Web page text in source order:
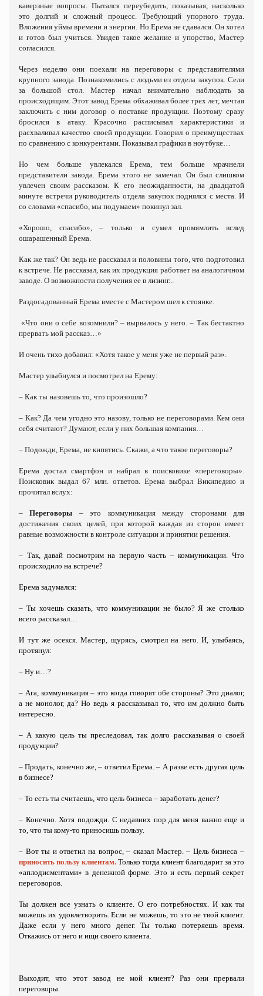
каверзные вопросы. Пытался переубедить, показывая, насколько
это долгий и сложный процесс. Требующий упорного труда.
Вложения уймы времени и энергии. Но Ерема не сдавался. Он хотел
и готов был учиться. Увидев такое желание и упорство, Мастер
согласился.
Через неделю они поехали на переговоры с представителями
крупного завода. Познакомились с людьми из отдела закупок. Сели
за большой стол. Мастер начал внимательно наблюдать за
происходящим. Этот завод Ерема обхаживал более трех лет, мечтая
заключить с ним договор о поставке продукции. Поэтому сразу
бросился в атаку. Красочно расписывал характеристики и
расхваливал качество своей продукции. Говорил о преимуществах
по сравнению с конкурентами. Показывал графики в ноутбуке…
Но чем больше увлекался Ерема, тем больше мрачнели
представители завода. Ерема этого не замечал. Он был слишком
увлечен своим рассказом. К его неожиданности, на двадцатой
минуте встречи руководитель отдела закупок поднялся с места. И
со словами «спасибо, мы подумаем» покинул зал.
«Хорошо, спасибо», – только и сумел промямлить вслед
ошарашенный Ерема.
Как же так? Он ведь не рассказал и половины того, что подготовил
к встрече. Не рассказал, как их продукция работает на аналогичном
заводе. О возможности получения ее в лизинг...
Раздосадованный Ерема вместе с Мастером шел к стоянке.
«Что они о себе возомнили? – вырвалось у него. – Так бестактно
прервать мой рассказ…»
И очень тихо добавил: «Хотя такое у меня уже не первый раз».
Мастер улыбнулся и посмотрел на Ерему:
– Как ты назовешь то, что произошло?
– Как? Да чем угодно это назову, только не переговорами. Кем они
себя считают? Думают, если у них большая компания…
– Подожди, Ерема, не кипятись. Скажи, а что такое переговоры?
Ерема достал смартфон и набрал в поисковике «переговоры».
Поисковик выдал 67 млн. ответов. Ерема выбрал Википедию и
прочитал вслух:
–Переговоры – это коммуникация между сторонами для
достижения своих целей, при которой каждая из сторон имеет
равные возможности в контроле ситуации и принятии решения.
– Так, давай посмотрим на первую часть – коммуникации. Что
происходило на встрече?
Ерема задумался:
– Ты хочешь сказать, что коммуникации не было? Я же столько
всего рассказал…
И тут же осекся. Мастер, щурясь, смотрел на него. И, улыбаясь,
протянул:
– Ну и…?
– Ага, коммуникация – это когда говорят обе стороны? Это диалог,
а не монолог, да? Но ведь я рассказывал то, что им должно быть
интересно.
– А какую цель ты преследовал, так долго рассказывая о своей
продукции?
– Продать, конечно же, – ответил Ерема. – А разве есть другая цель
в бизнесе?
– То есть ты считаешь, что цель бизнеса – заработать денег?
– Конечно. Хотя подожди. С недавних пор для меня важно еще и
то, что ты кому-то приносишь пользу.
– Вот ты и ответил на вопрос, – сказал Мастер. – Цель бизнеса –
приносить пользу клиентам. Только тогда клиент благодарит за это
«аплодисментами» в денежной форме. Это и есть первый секрет
переговоров.
Ты должен все узнать о клиенте. О его потребностях. И как ты
можешь их удовлетворить. Если не можешь, то это не твой клиент.
Даже если у него много денег. Ты только потеряешь время.
Откажись от него и ищи своего клиента.
Выходит, что этот завод не мой клиент? Раз они прервали
переговоры.